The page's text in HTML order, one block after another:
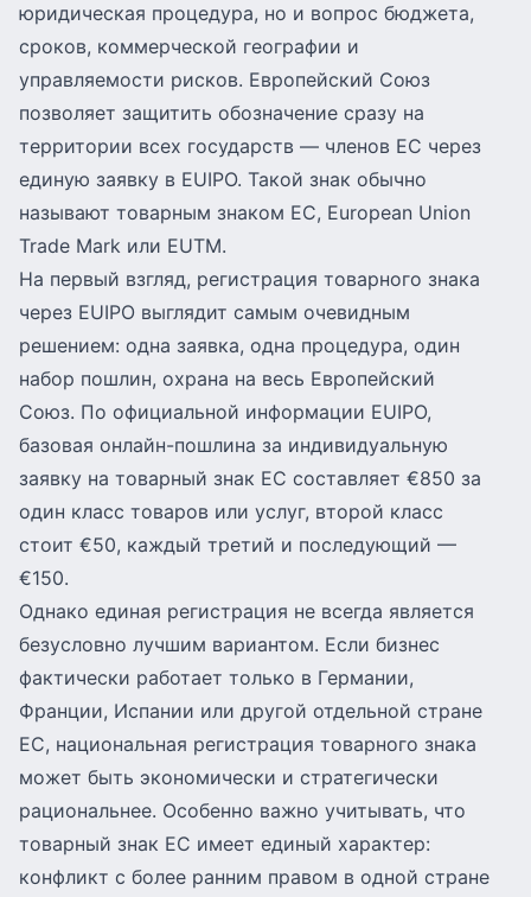
юридическая процедура, но и вопрос бюджета,
сроков, коммерческой географии и
управляемости рисков. Европейский Союз
позволяет защитить обозначение сразу на
территории всех государств — членов ЕС через
единую заявку в EUIPO. Такой знак обычно
называют товарным знаком ЕС, European Union
Trade Mark или EUTM.
На первый взгляд, регистрация товарного знака
через EUIPO выглядит самым очевидным
решением: одна заявка, одна процедура, один
набор пошлин, охрана на весь Европейский
Союз. По официальной информации EUIPO,
базовая онлайн-пошлина за индивидуальную
заявку на товарный знак ЕС составляет €850 за
один класс товаров или услуг, второй класс
стоит €50, каждый третий и последующий —
€150.
Однако единая регистрация не всегда является
безусловно лучшим вариантом. Если бизнес
фактически работает только в Германии,
Франции, Испании или другой отдельной стране
ЕС, национальная регистрация товарного знака
может быть экономически и стратегически
рациональнее. Особенно важно учитывать, что
товарный знак ЕС имеет единый характер:
конфликт с более ранним правом в одной стране